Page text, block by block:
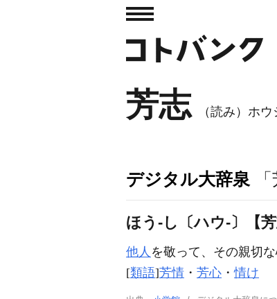
芳志 （読み）ホウ
デジタル大辞泉
ほう‐し〔ハウ‐〕【芳
他人 を敬って、その親切
[類語]芳情 ・ 芳心 ・情け